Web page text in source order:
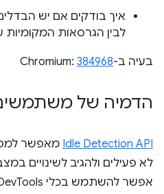
איך בודקים אם יש הבדלים
לבין הגרסאות
בעיה ב-Chromium:384968
הדמיה של
Idle Detection API מאפשר
לא פעילים ולהגיב לשינויים